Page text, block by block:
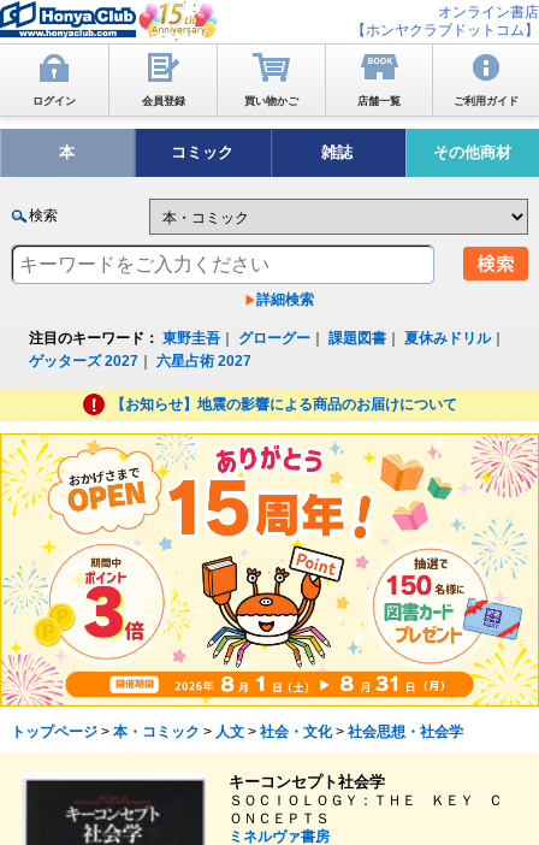
オンライン書店
【ホンヤクラブドットコム】
ログイン 会員登録 買い物かご 店舗一覧 ご利用ガイド
本 コミック 雑誌 その他商材
検索
詳細検索
注目のキーワード： 東野圭吾 グローグー ｜課題図書 ｜夏休みドリル｜
ゲッターズ 2027 ｜六星占術 2027
【お知らせ】地震の影響による商品のお届けについて
トップページ> 本・コミック > 人文> 社会・文化> 社会思想・社会学
キーコンセプト社会学
ＳＯＣＩＯＬＯＧＹ：ＴＨＥ ＫＥＹ Ｃ
ＯＮＣＥＰＴＳ
ミネルヴァ書房